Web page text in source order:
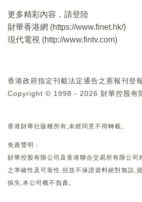
更多精彩內容，請登陸
財華香港網 (https://www.finet.hk/)
現代電視 (http://www.fintv.com)
香港政府指定刊載法定通告之憲報刊登
Copyright © 1998 - 2026 財華控股有
香港財華社版權所有,未經同意不得轉載。
免責聲明：
財華控股有限公司及香港聯合交易所有限公司
之準確性及可靠性,但並不保證資料絕對無誤,
損失,本公司概不負責。